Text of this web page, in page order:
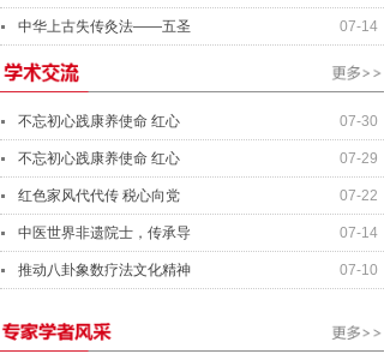
07-14
中华上古失传灸法——五圣
07-30
不忘初心践康养使命 红心
07-29
不忘初心践康养使命 红心
07-22
红色家风代代传 税心向党
07-14
中医世界非遗院士，传承导
07-10
推动八卦象数疗法文化精神